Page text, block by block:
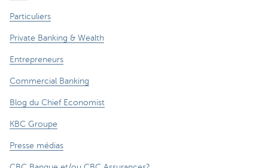
Particuliers
Private Banking & Wealth
Entrepreneurs
Commercial Banking
Blog du Chief Economist
KBC Groupe
Presse médias